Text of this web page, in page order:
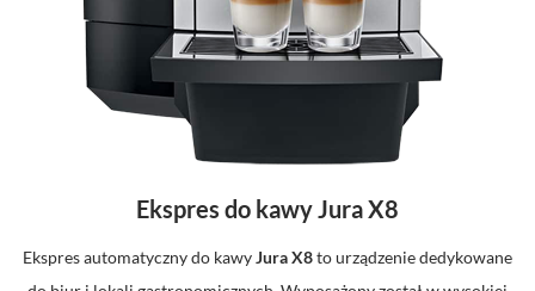
Ekspres do kawy Jura X8
Ekspres automatyczny do kawyJura X8to urządzenie dedykowane